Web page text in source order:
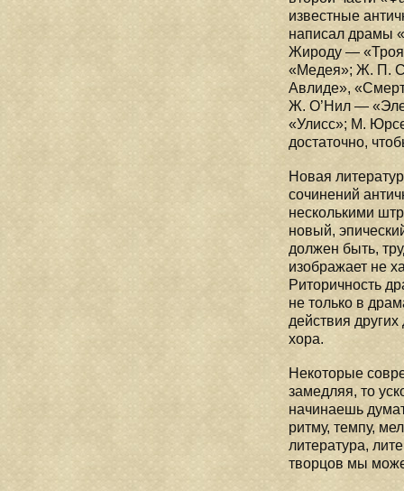
известные
написал драмы
Жироду —
«Медея»; Ж. П.
Авлиде»,
Ж. О’Нил —
«Улисс»; М.
достаточно,
Новая
сочинений
несколькими
новый,
должен быть,
изображает не
Риторичность
не только в
действия
хора.
Некоторые
замедляя, то
начинаешь
ритму, темпу,
литература,
творцов мы